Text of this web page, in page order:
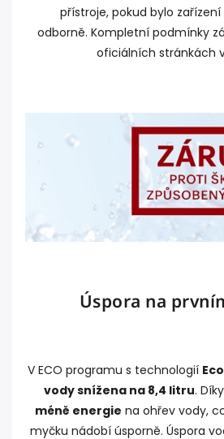
přístroje, pokud bylo
odborně. Kompletní podmínky
oficiálních stránkách
Úspora na
V ECO programu s technologií
vody snížena na 8,4 litru.
méně energie na ohřev vody,
myčku nádobí úsporně. Úspora